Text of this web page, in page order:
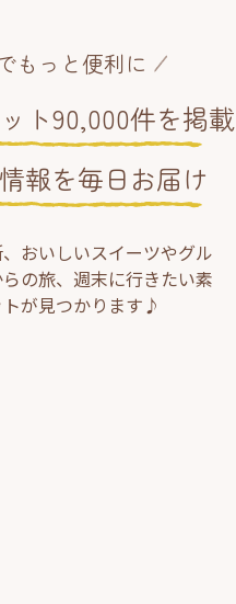
もっと便利に
ト90,000件を掲載
報を毎日お届け
おいしいスイーツやグル
の旅、週末に行きたい素
が見つかります♪